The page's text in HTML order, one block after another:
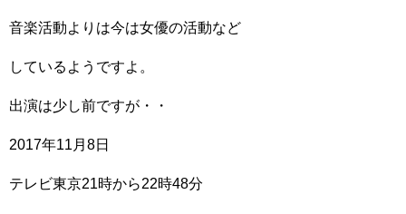
音楽活動よりは今は女優の活動など
しているようですよ。
出演は少し前ですが・・
2017年11月8日
テレビ東京21時から22時48分